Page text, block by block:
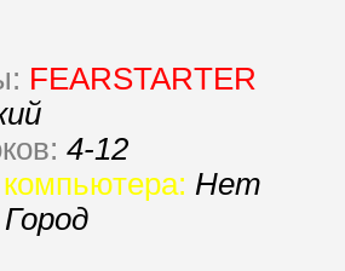
FEARSTARTER
4-12
Нет
Город